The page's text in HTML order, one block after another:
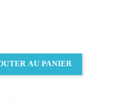
AU PANIER